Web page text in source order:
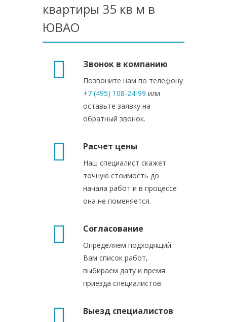
квартиры 35 кв м в
ЮВАО
Звонок в компанию
Позвоните нам по телефону
+7 (495) 108-24-99 или
оставьте заявку на
обратный звонок.
Расчет цены
Наш специалист скажет
точную стоимость до
начала работ и в процессе
она не поменяется.
Согласование
Определяем подходящий
Вам список работ,
выбираем дату и время
приезда специалистов.
Выезд специалистов